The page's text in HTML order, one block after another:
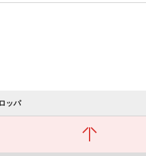
ッパ